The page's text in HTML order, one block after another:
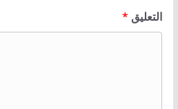
التعليق *